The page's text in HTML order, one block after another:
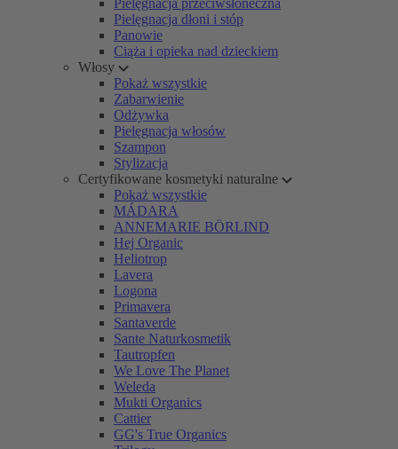
Pielęgnacja przeciwsłoneczna
Pielęgnacja dłoni i stóp
Panowie
Ciąża i opieka nad dzieckiem
Włosy
Pokaż wszystkie
Zabarwienie
Odżywka
Pielęgnacja włosów
Szampon
Stylizacja
Certyfikowane kosmetyki naturalne
Pokaż wszystkie
MÁDARA
ANNEMARIE BÖRLIND
Hej Organic
Heliotrop
Lavera
Logona
Primavera
Santaverde
Sante Naturkosmetik
Tautropfen
We Love The Planet
Weleda
Mukti Organics
Cattier
GG's True Organics